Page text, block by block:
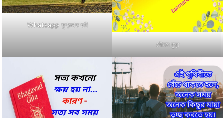
Whatsapp সুপ্রভাত ছবি
গৌতম বুদ্ধ